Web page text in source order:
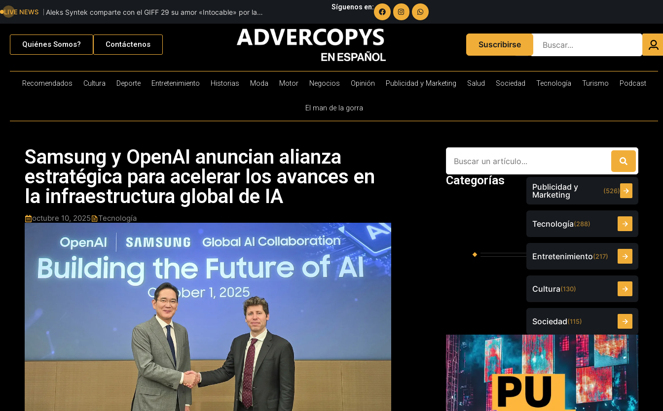
LIVE NEWS
Aleks Syntek comparte con el GIFF 29 su amor «Intocable» por la
creación musica
Síguenos en:
Quiénes Somos? Contáctenos Suscribirse
Recomendados Cultura Deporte Entretenimiento Historias Moda Motor Negocios Opinión Publicidad y Marketing Salud Sociedad Tecnología Turismo Podcast
El man de la gorra
Samsung y OpenAI anuncian alianza
estratégica para acelerar los avances en
la infraestructura global de IA
octubre 10, 2025 Tecnología
Categorías
Publicidad y
Marketing
(526)
Tecnología(288)
Entretenimiento(217)
Cultura(130)
Sociedad(115)